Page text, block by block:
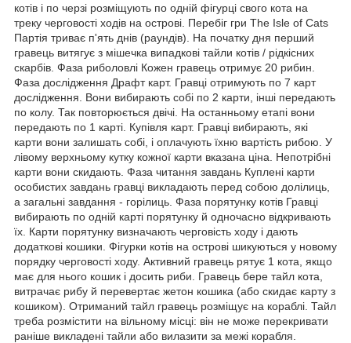
котів і по черзі розміщують по одній фігурці свого кота на
треку черговості ходів на острові. Перебіг гри The Isle of Cats
Партія триває п'ять днів (раундів). На початку дня перший
гравець витягує з мішечка випадкові тайли котів / рідкісних
скарбів. Фаза риболовлі Кожен гравець отримує 20 рибин.
Фаза дослідження Драфт карт. Гравці отримують по 7 карт
дослідження. Вони вибирають собі по 2 карти, інші передають
по колу. Так повторюється двічі. На останньому етапі вони
передають по 1 карті. Купівля карт. Гравці вибирають, які
карти вони залишать собі, і оплачують їхню вартість рибою. У
лівому верхньому кутку кожної карти вказана ціна. Непотрібні
карти вони скидають. Фаза читання завдань Куплені карти
особистих завдань гравці викладають перед собою долілиць,
а загальні завдання - горілиць. Фаза порятунку котів Гравці
вибирають по одній карті порятунку й одночасно відкривають
їх. Карти порятунку визначають черговість ходу і дають
додаткові кошики. Фігурки котів на острові шикуються у новому
порядку черговості ходу. Активний гравець рятує 1 кота, якщо
має для нього кошик і досить риби. Гравець бере тайл кота,
витрачає рибу й перевертає жетон кошика (або скидає карту з
кошиком). Отриманий тайл гравець розміщує на кораблі. Тайл
треба розмістити на вільному місці: він не може перекривати
раніше викладені тайли або вилазити за межі корабля.